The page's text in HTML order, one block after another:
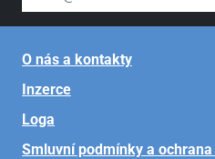
O nás a kontakty
Inzerce
Loga
Smluvní podmínky a